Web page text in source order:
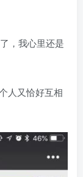
，我心里还是
人又恰好互相